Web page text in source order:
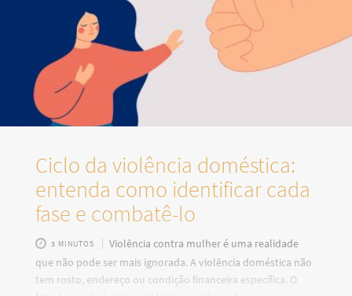
Ciclo da violência doméstica:
entenda como identificar cada
fase e combatê-lo
3 MINUTOS
Violência contra mulher é uma realidade
que não pode ser mais ignorada. A violência doméstica não
tem rosto, endereço ou condição financeira específica. O